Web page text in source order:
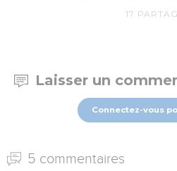
17
Laisser un
Connectez-vous
5 commentaires